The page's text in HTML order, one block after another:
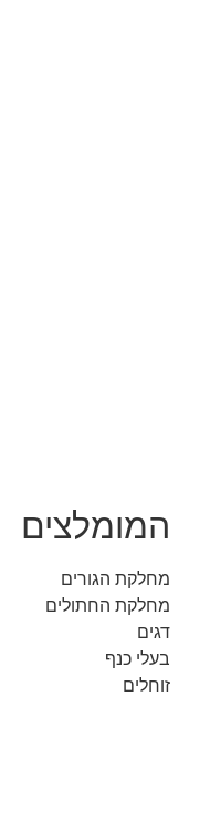
המומלצים
מחלקת הגורים
מחלקת החתולים
דגים
בעלי כנף
זוחלים